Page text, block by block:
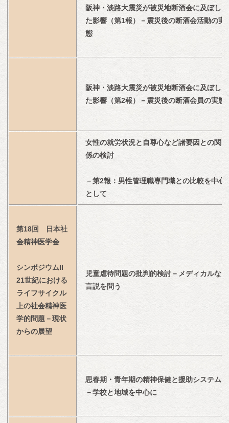
阪神・淡路大震災が被災地断酒会に及ぼし
た影響（第1報）－震災後の断酒会活動の実
態
阪神・淡路大震災が被災地断酒会に及ぼし
た影響（第2報）－震災後の断酒会員の実態
女性の就労状況と自尊心など諸要因との関
係の検討
－第2報：男性管理職専門職との比較を中心
として
第18回　日本社
会精神医学会
シンポジウムII
21世紀における
ライフサイクル
上の社会精神医
学的問題－現状
からの展望
児童虐待問題の批判的検討－メディカルな
言説を問う
思春期・青年期の精神保健と援助システム
－学校と地域を中心に